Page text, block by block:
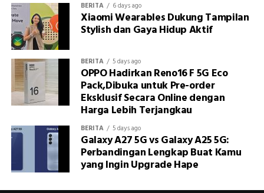
BERITA 6 days ago
Xiaomi Wearables Dukung Tampilan
Stylish dan Gaya Hidup Aktif
BERITA 5 days ago
OPPO Hadirkan Reno16 F 5G Eco
Pack,Dibuka untuk Pre-order
Eksklusif Secara Online dengan
Harga Lebih Terjangkau
BERITA 5 days ago
Galaxy A27 5G vs Galaxy A25 5G:
Perbandingan Lengkap Buat Kamu
yang Ingin Upgrade Hape